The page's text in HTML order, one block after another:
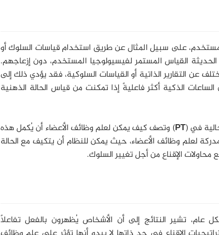
على سبيل المثال عن طريق استخدام قياسات السلوك أو
الحديثة القياس المستمر لفيسيولوجيا المستخدم، دون إزعاجهم.
عن التقارير الذاتية أو القياسات السلوكية، فقد يؤدي ذلك إلى
الذكية أكثر فاعليةً إذا تمكنت من قياس الحالة الذهنية
في (PT) وتصف كيف يمكن لعلم وظائف الأعضاء أن يُكمل هذه
لعلم وظائف الأعضاء، حيث يمكن للنظام أن يتكيف مع الحالة
الإقناع من أجل تغيير السلوك.
عام، تشير النتائج إلى أن الأشخاص يُظهرون بالفعل تفاعلًا